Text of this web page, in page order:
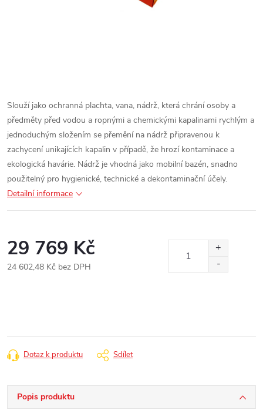
Slouží jako ochranná plachta, vana, nádrž, která chrání osoby a
předměty před vodou a ropnými a chemickými kapalinami rychlým a
jednoduchým složením se přemění na nádrž připravenou k
zachycení unikajících kapalin v případě, že hrozí kontaminace a
ekologická havárie. Nádrž je vhodná jako mobilní bazén, snadno
použitelný pro hygienické, technické a dekontaminační účely.
Detailní informace
29 769 Kč
24 602,48 Kč bez DPH
Dotaz k produktu Sdílet
Popis produktu